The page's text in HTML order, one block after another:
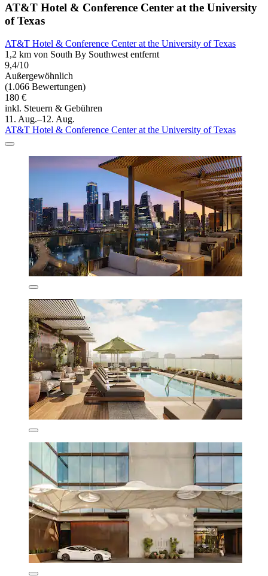
AT&T Hotel & Conference Center at the University
of Texas
AT&T Hotel & Conference Center at the University of Texas
1,2 km von South By Southwest entfernt
9,4/10
Außergewöhnlich
(1.066 Bewertungen)
180 €
inkl. Steuern & Gebühren
11. Aug.–12. Aug.
AT&T Hotel & Conference Center at the University of Texas